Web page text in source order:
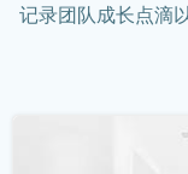
记录团队成长点滴